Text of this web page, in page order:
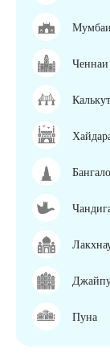
Мумбаи
Ченнаи
Пуна